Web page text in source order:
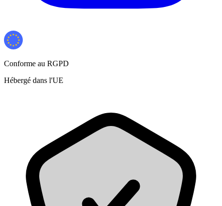
Conforme au RGPD
Hébergé dans l'UE